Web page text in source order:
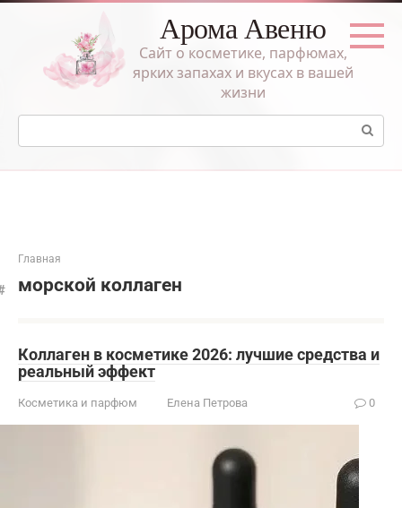
Перейти
Арома Авеню
Сайт о косметике, парфюмах,
ярких запахах и вкусах в вашей
жизни
Поиск:
Главная
морской коллаген
Коллаген в косметике 2026: лучшие средства и
реальный эффект
Косметика и парфюм Елена Петрова 0